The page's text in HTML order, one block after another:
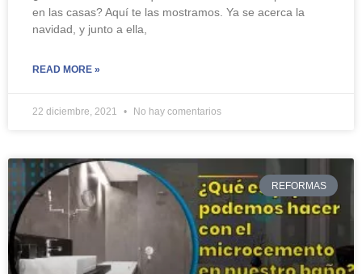
en las casas? Aquí te las mostramos. Ya se acerca la
navidad, y junto a ella,
READ MORE »
22 diciembre, 2021 No hay comentarios
REFORMAS